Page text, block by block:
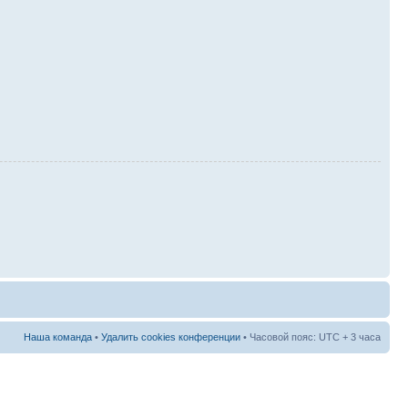
Наша команда • Удалить cookies конференции • Часовой пояс: UTC + 3 часа